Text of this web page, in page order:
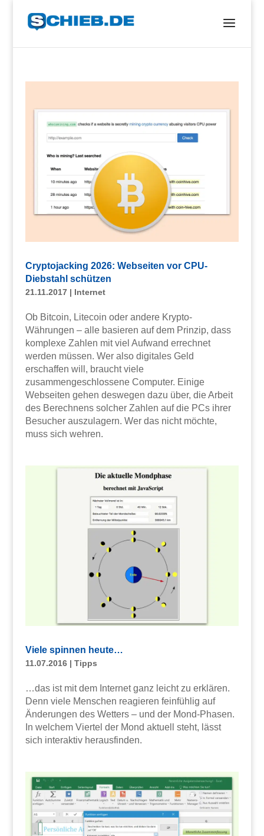
Cryptojacking 2026: Webseiten vor CPU-
Diebstahl schützen
21.11.2017| Internet
Ob Bitcoin, Litecoin oder andere Krypto-
Währungen – alle basieren auf dem Prinzip, dass
komplexe Zahlen mit viel Aufwand errechnet
werden müssen. Wer also digitales Geld
erschaffen will, braucht viele
zusammengeschlossene Computer. Einige
Webseiten gehen deswegen dazu über, die Arbeit
des Berechnens solcher Zahlen auf die PCs ihrer
Besucher auszulagern. Wer das nicht möchte,
muss sich wehren.
Viele spinnen heute…
11.07.2016| Tipps
…das ist mit dem Internet ganz leicht zu erklären.
Denn viele Menschen reagieren feinfühlig auf
Änderungen des Wetters – und der Mond-Phasen.
In welchem Viertel der Mond aktuell steht, lässt
sich interaktiv herausfinden.